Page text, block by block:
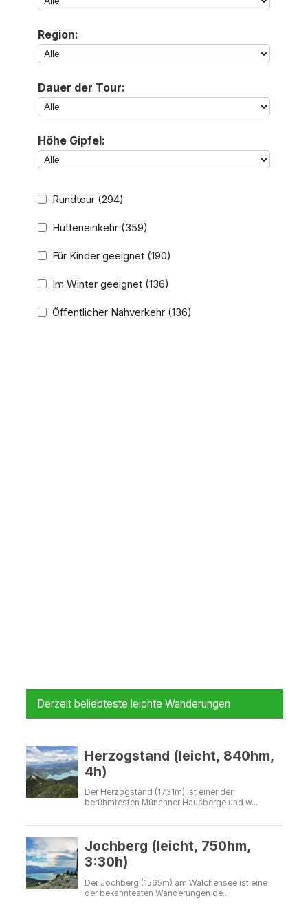
Region:
Dauer der Tour:
Höhe Gipfel:
Rundtour (294)
Hütteneinkehr (359)
Für Kinder geeignet (190)
Im Winter geeignet (136)
Öffentlicher Nahverkehr (136)
Derzeit beliebteste leichte Wanderungen